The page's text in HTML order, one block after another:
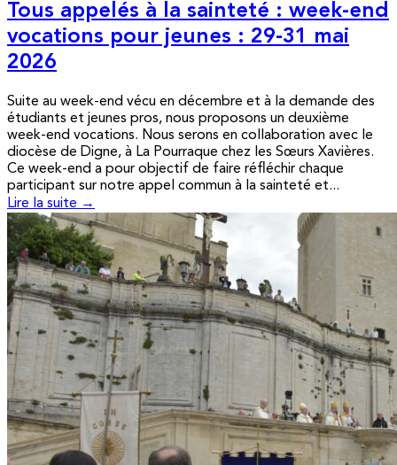
Tous appelés à la sainteté : week-end
vocations pour jeunes : 29-31 mai
2026
Suite au week-end vécu en décembre et à la demande des
étudiants et jeunes pros, nous proposons un deuxième
week-end vocations. Nous serons en collaboration avec le
diocèse de Digne, à La Pourraque chez les Sœurs Xavières.
Ce week-end a pour objectif de faire réfléchir chaque
participant sur notre appel commun à la sainteté et...
Lire la suite →